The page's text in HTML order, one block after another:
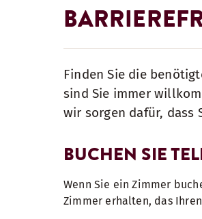
Finden Sie die
sind Sie immer
wir sorgen dafür, dass
BUCHEN SIE
Wenn Sie ein Zimmer
Zimmer erhalten, das